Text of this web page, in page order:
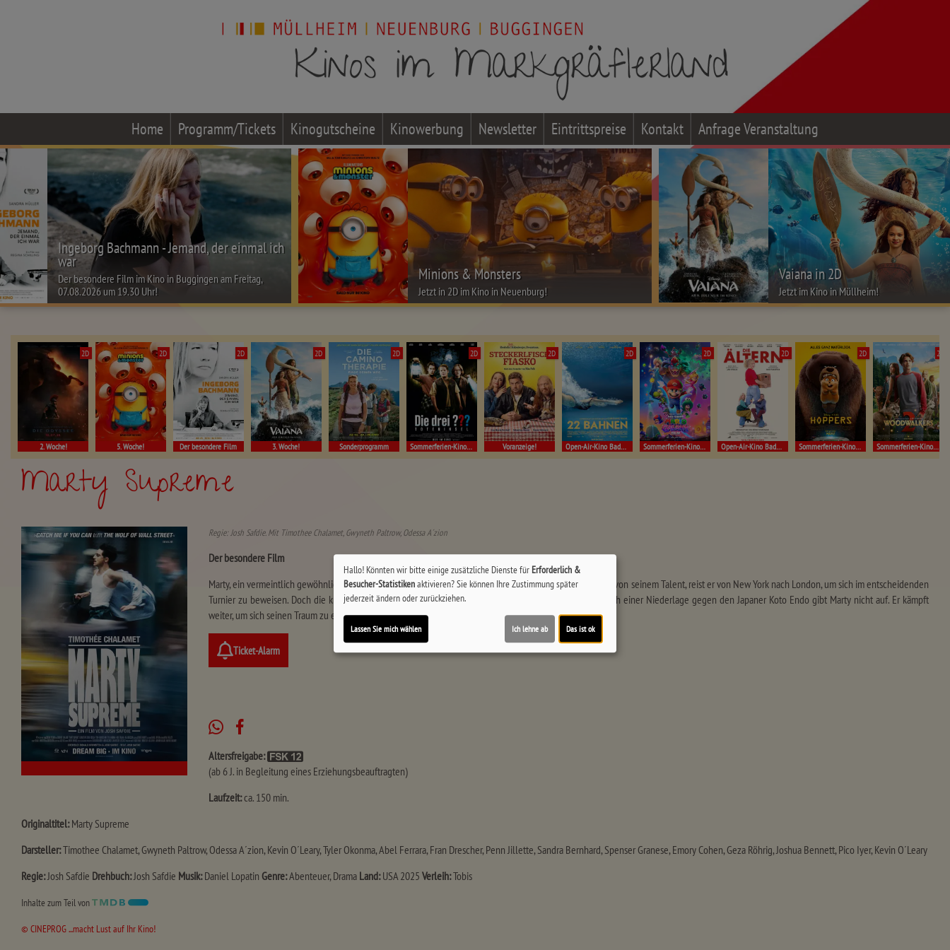
Home Programm/Tickets Kinogutscheine Kinowerbung Newsletter Eintrittspreise Kontakt Anfrage Veranstaltung
Ingeborg Bachmann - Jemand, der einmal ich
war
Der besondere Film im Kino in Buggingen am Freitag,
07.08.2026 um 19.30 Uhr!
Minions & Monsters
Jetzt in 2D im Kino in Neuenburg!
Vaiana in 2D
Jetzt im Kino in Müllheim!
2D
2. Woche!
2D
5. Woche!
2D
Der besondere Film
2D
3. Woche!
2D
Sonderprogramm
2D
Sommerferien-Kino Müllheim
2D
Voranzeige!
2D
Open-Air-Kino Badenweiler!
2D
Sommerferien-Kino Müllheim
2D
Open-Air-Kino Badenweiler!
2D
Sommerferien-Kino Müllheim
2D
Sommerferien-Kino Müllheim
Marty Supreme
Regie: Josh Safdie. Mit Timothee Chalamet, Gwyneth Paltrow, Odessa A´zion
Der besondere Film
Marty, ein vermeintlich gewöhnlicher Schuhverkäufer, träumt groß: Weltmeister im Tischtennis! Überzeugt von seinem Talent, reist er von New York nach London, um sich im entscheidenden
Turnier zu beweisen. Doch die knallharte Realität des Sports fordert mehr als nur Selbstbewusstsein. Nach einer Niederlage gegen den Japaner Koto Endo gibt Marty nicht auf. Er kämpft
weiter, um sich seinen Traum zu erfüllen und dem Schuladen seines Onkels zu entkommen.
Ticket-Alarm
Altersfreigabe:
(ab 6 J. in Begleitung eines Erziehungsbeauftragten)
Laufzeit:ca. 150 min.
Originaltitel:Marty Supreme
Darsteller:Timothee Chalamet, Gwyneth Paltrow, Odessa A´zion, Kevin O´Leary, Tyler Okonma, Abel Ferrara, Fran Drescher, Penn Jillette, Sandra Bernhard, Spenser Granese, Emory Cohen, Geza Röhrig, Joshua Bennett, Pico Iyer, Kevin O´Leary
Regie:Josh Safdie Drehbuch:Josh Safdie Musik: Daniel Lopatin Genre:Abenteuer, Drama Land: USA 2025 Verleih:Tobis
Inhalte zum Teil von
© CINEPROG ...macht Lust auf Ihr Kino!
Hallo! Könnten wir bitte einige zusätzliche Dienste für Erforderlich &
Besucher-Statistikenaktivieren? Sie können Ihre Zustimmung später
jederzeit ändern oder zurückziehen.
Lassen Sie mich wählen Ich lehne ab Das ist ok